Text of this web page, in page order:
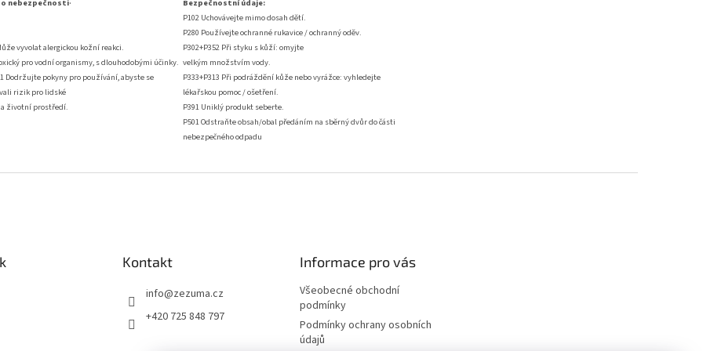
o nebezpečnosti Bezpečnostní údaje:
vyvolat alergickou kožní reakci.
pro vodní organismy, s dlouhodobými účinky.
Dodržujte pokyny pro používání, abyste se
rizik pro lidské
životní prostředí.
P102 Uchovávejte mimo dosah dětí.
P280 Používejte ochranné rukavice / ochranný oděv.
P302+P352 Při styku s kůží: omyjte
velkým množstvím vody.
P333+P313 Při podráždění kůže nebo vyrážce: vyhledejte
lékařskou pomoc / ošetření.
P391 Uniklý produkt seberte.
P501 Odstraňte obsah/obal předáním na sběrný dvůr do části
nebezpečného odpadu
Kontakt
info@zezuma.cz
+420 725 848 797
Informace pro vás
Všeobecné obchodní
podmínky
Podmínky ochrany osobních
údajů